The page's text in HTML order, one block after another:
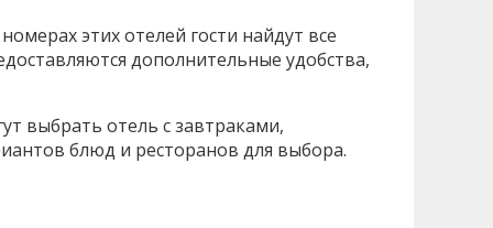
этих отелей гости найдут все
дополнительные удобства,
выбрать отель с завтраками,
блюд и ресторанов для выбора.